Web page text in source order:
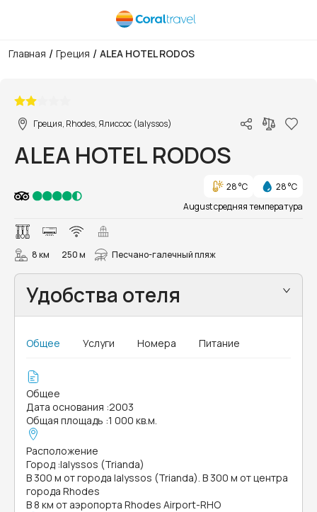
Главная / Греция / ALEA HOTEL RODOS
Греция, Rhodes, Ялиссос (Ialyssos)
ALEA HOTEL RODOS
28 °C
28 °C
August средняя температура
8 км 250 м Песчано-галечный пляж
Удобства отеля
Общее Услуги Номера Питание
Общее
Дата основания :2003
Общая площадь :1 000 кв.м.
Расположение
Город :Ialyssos (Trianda)
В 300 м от города Ialyssos (Trianda). В 300 м от центра
города Rhodes
В 8 км от аэропорта Rhodes Airport-RHO